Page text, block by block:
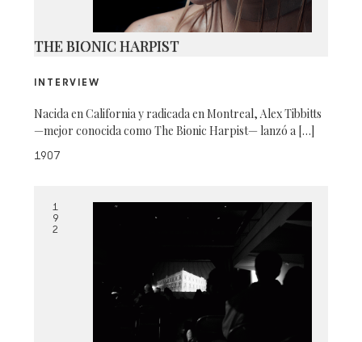
THE BIONIC HARPIST
INTERVIEW
Nacida en California y radicada en Montreal, Alex Tibbitts
—mejor conocida como The Bionic Harpist— lanzó a […]
1907
1
9
2